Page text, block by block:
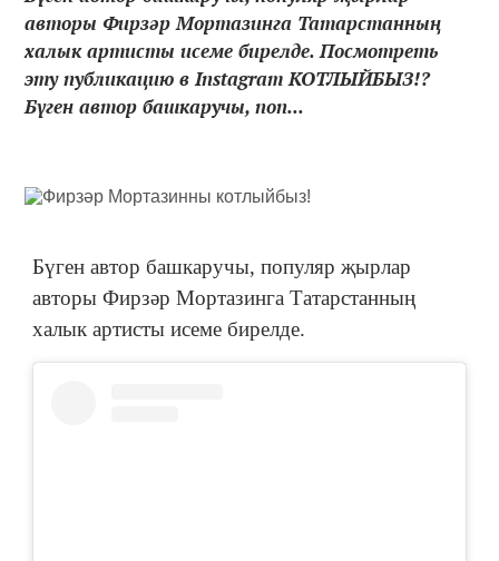
авторы Фирзәр Мортазинга Татарстанның
халык артисты исеме бирелде. Посмотреть
эту публикацию в Instagram КОТЛЫЙБЫЗ!?
Бүген автор башкаручы, поп...
Бүген автор башкаручы, популяр җырлар
авторы Фирзәр Мортазинга Татарстанның
халык артисты исеме бирелде.